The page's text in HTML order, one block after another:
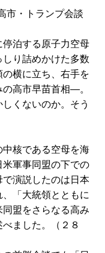
市・トランプ会談
泊する原子力空母
り詰めかけた多数
横に立ち、右手を
高市早苗首相―。
くないのか。そう
核である空母を海
軍事同盟の下での
演説したのは日本
「大統領とともに
盟をさらなる高み
ました。（２８